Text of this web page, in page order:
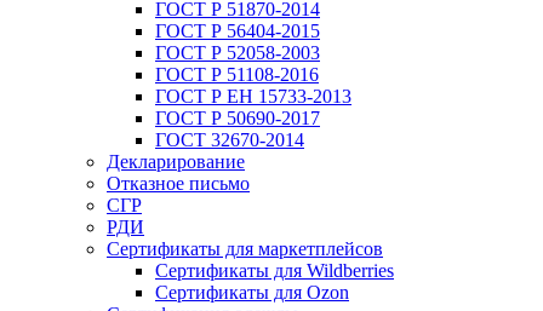
ГОСТ Р 51870-2014
ГОСТ Р 56404-2015
ГОСТ Р 52058-2003
ГОСТ Р 51108-2016
ГОСТ Р ЕН 15733-2013
ГОСТ Р 50690-2017
ГОСТ 32670-2014
Декларирование
Отказное письмо
СГР
РДИ
Сертификаты для маркетплейсов
Сертификаты для Wildberries
Сертификаты для Ozon